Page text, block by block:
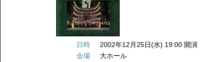
日時
2002年12月25日(水) 19:00 開演
会場
大ホール